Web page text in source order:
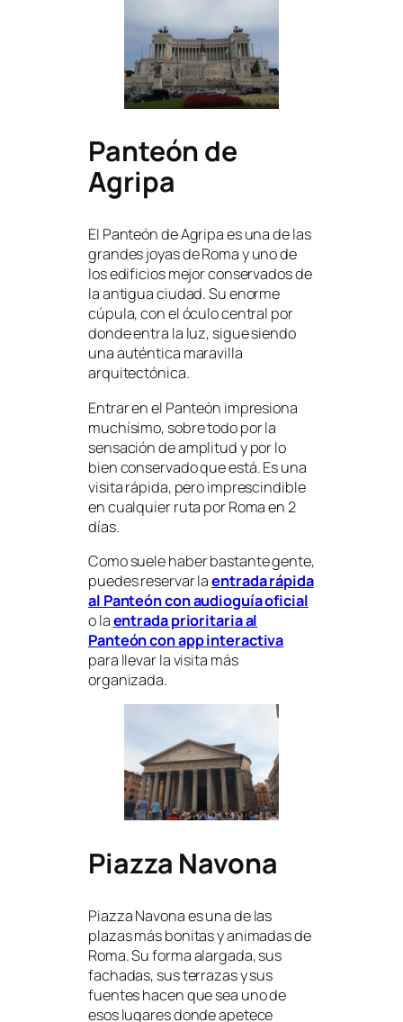
Panteón de
Agripa
El Panteón de Agripa es una de las
grandes joyas de Roma y uno de
los edificios mejor conservados de
la antigua ciudad. Su enorme
cúpula, con el óculo central por
donde entra la luz, sigue siendo
una auténtica maravilla
arquitectónica.
Entrar en el Panteón impresiona
muchísimo, sobre todo por la
sensación de amplitud y por lo
bien conservado que está. Es una
visita rápida, pero imprescindible
en cualquier ruta por Roma en 2
días.
Como suele haber bastante gente,
puedes reservar laentrada rápida
al Panteón con audioguía oficial
o laentrada prioritaria al
Panteón con app interactiva
para llevar la visita más
organizada.
Piazza Navona
Piazza Navona es una de las
plazas más bonitas y animadas de
Roma. Su forma alargada, sus
fachadas, sus terrazas y sus
fuentes hacen que sea uno de
esos lugares donde apetece